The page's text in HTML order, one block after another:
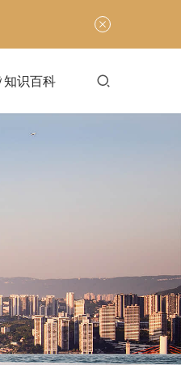
知识百科